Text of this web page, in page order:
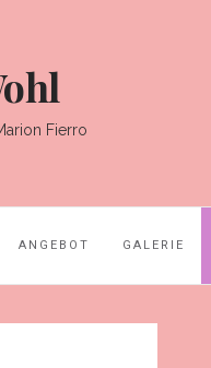
Fierro
ANGEBOT GALERIE